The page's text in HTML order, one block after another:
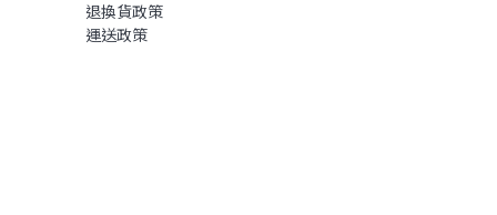
退換貨政策
運送政策